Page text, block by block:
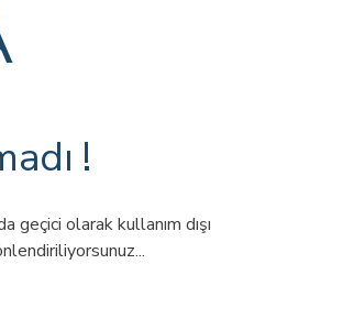
!
geçici olarak kullanım dışı